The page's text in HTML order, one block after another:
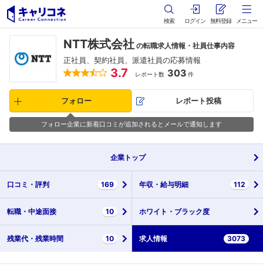
検索 ログイン 無料登録 メニュー
NTT株式会社 の転職求人情報・社員仕事内容
正社員、契約社員、派遣社員の応募情報
3.7 レポート数 303 件
フォロー レポート投稿
フォロー企業に新着口コミが追加されるとメールで通知します
企業 トップ
口コミ・ 評判 169 年収・ 給与明細 112
転職・ 中途面接 10 ホワイト・ ブラック度
残業代・ 残業時間 10 求人情報 3073